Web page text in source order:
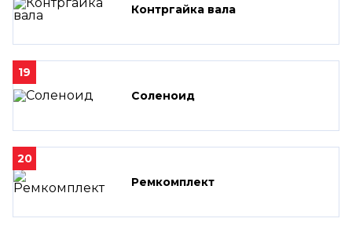
Контргайка вала
19
Соленоид
20
Ремкомплект